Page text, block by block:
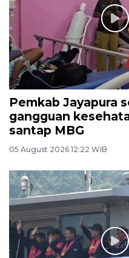
Pemkab Jayapura
gangguan
santap MBG
05 August 2026 12:22 WIB